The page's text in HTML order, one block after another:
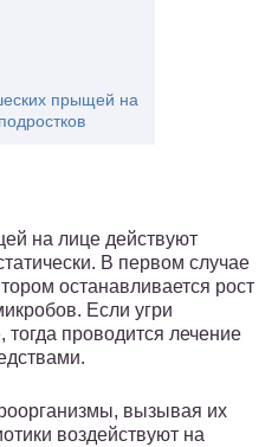
прыщей на
на лице действуют
В первом случае
останавливается рост
Если угри
тогда проводится лечение
вызывая их
воздействуют на